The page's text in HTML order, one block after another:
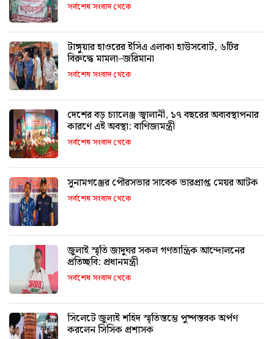
সর্বশেষ সংবাদ থেকে
টাঙ্গুয়ার হাওরের ইসিএ এলাকা হাউসবোট, ৬টির
বিরুদ্ধে মামলা–জরিমানা
সর্বশেষ সংবাদ থেকে
দেশের বড় চ্যালেঞ্জ জ্বালানী, ১৭ বছরের অব্যবস্থাপনার
কারণে এই অবস্থা: বাণিজ্যমন্ত্রী
সর্বশেষ সংবাদ থেকে
সুনামগঞ্জের পৌরসভার সাবেক ভারপ্রাপ্ত মেয়র আটক
সর্বশেষ সংবাদ থেকে
জুলাই স্মৃতি জাদুঘর সকল গণতান্ত্রিক আন্দোলনের
প্রতিচ্ছবি: প্রধানমন্ত্রী
সর্বশেষ সংবাদ থেকে
সিলেটে জুলাই শহিদ স্মৃতিস্তম্ভে পুষ্পস্তবক অর্পণ
করলেন সিসিক প্রশাসক